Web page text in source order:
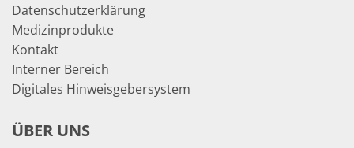
Datenschutzerklärung
Medizinprodukte
Kontakt
Interner Bereich
Digitales Hinweisgebersystem
ÜBER UNS